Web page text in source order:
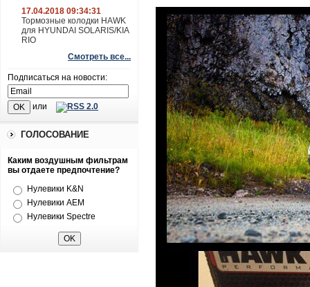
17.04.2018 09:34:31
Тормозные колодки HAWK
для HYUNDAI SOLARIS/KIA
RIO
Смотреть все...
Подписаться на новости:
или
ГОЛОСОВАНИЕ
Каким воздушным фильтрам
вы отдаете предпочтение?
Нулевики K&N
Нулевики AEM
Нулевики Spectre